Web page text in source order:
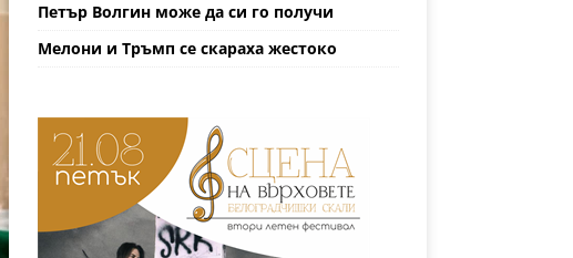
Петър Волгин може да си го получи
Мелони и Тръмп се скараха жестоко